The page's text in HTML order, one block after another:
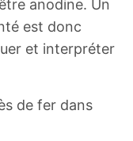
anodine. Un
est donc
et interpréter
de fer dans